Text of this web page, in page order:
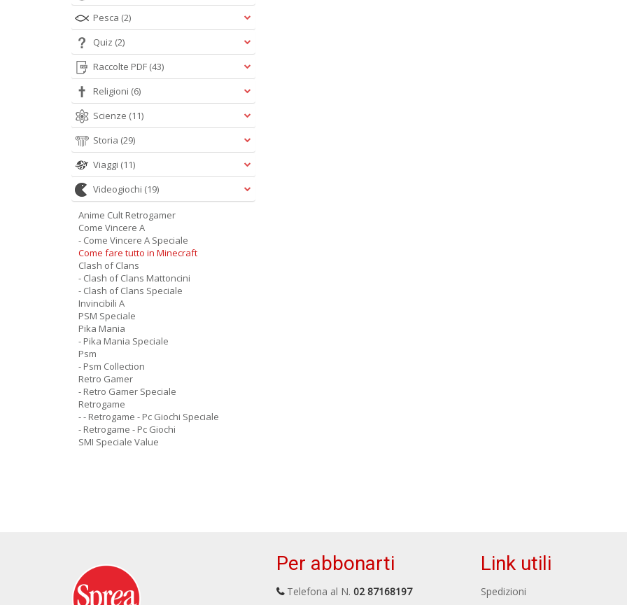
Pesca (2)
Quiz (2)
Raccolte PDF (43)
Religioni (6)
Scienze (11)
Storia (29)
Viaggi (11)
Videogiochi (19)
Anime Cult Retrogamer
Come Vincere A
- Come Vincere A Speciale
Come fare tutto in Minecraft
Clash of Clans
- Clash of Clans Mattoncini
- Clash of Clans Speciale
Invincibili A
PSM Speciale
Pika Mania
- Pika Mania Speciale
Psm
- Psm Collection
Retro Gamer
- Retro Gamer Speciale
Retrogame
- - Retrogame - Pc Giochi Speciale
- Retrogame - Pc Giochi
SMI Speciale Value
Per abbonarti
Telefona al N. 02 87168197
Link utili
Spedizioni